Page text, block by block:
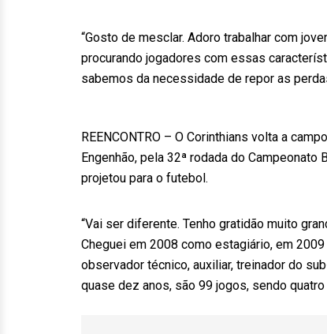
“Gosto de mesclar. Adoro trabalhar com
procurando jogadores com essas
sabemos da necessidade de repor as
REENCONTRO – O Corinthians volta a
Engenhão, pela 32ª rodada do
projetou para o futebol.
“Vai ser diferente. Tenho gratidão muito
Cheguei em 2008 como estagiário, em
observador técnico, auxiliar, treinador do
quase dez anos, são 99 jogos, sendo